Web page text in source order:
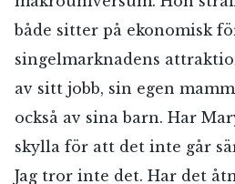
både sitter på ekonomisk
singelmarknadens
av sitt jobb, sin egen
också av sina barn. Har
skylla för att det inte går
Jag tror inte det. Har det